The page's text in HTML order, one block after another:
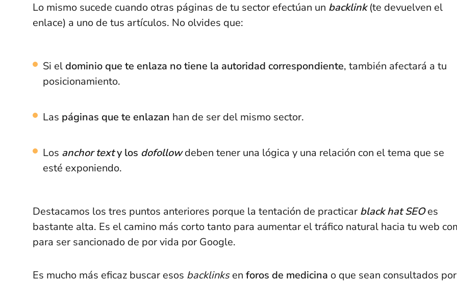
Lo mismo sucede cuando otras páginas de tu sector efectúan un backlink (te devuelven el
enlace) a uno de tus artículos. No olvides que:
Si eldominio que te enlaza no tiene la autoridad correspondiente, también afectará a tu
posicionamiento.
Las páginas que te enlazan han de ser del mismo sector.
Los anchor texty los dofollow deben tener una lógica y una relación con el tema que se
esté exponiendo.
Destacamos los tres puntos anteriores porque la tentación de practicar black hat SEOes
bastante alta. Es el camino más corto tanto para aumentar el tráfico natural hacia tu web
para ser sancionado de por vida por Google.
Es mucho más eficaz buscar esos backlinksen foros de medicina o que sean consultados por